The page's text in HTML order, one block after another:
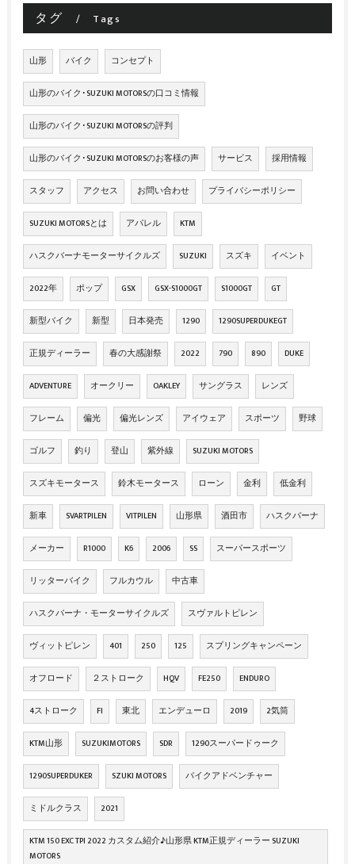
タグ Tags
山形 バイク コンセプト
山形のバイク･SUZUKI MOTORSの口コミ情報
山形のバイク･SUZUKI MOTORSの評判
山形のバイク･SUZUKI MOTORSのお客様の声 サービス 採用情報
スタッフ アクセス お問い合わせ プライバシーポリシー
SUZUKI MOTORSとは アパレル KTM
ハスクバーナモーターサイクルズ SUZUKI スズキ イベント
2022年 ポップ GSX GSX-S1000GT S1000GT GT
新型バイク 新型 日本発売 1290 1290SUPERDUKEGT
正規ディーラー 春の大感謝祭 2022 790 890 DUKE
ADVENTURE オークリー OAKLEY サングラス レンズ
フレーム 偏光 偏光レンズ アイウェア スポーツ 野球
ゴルフ 釣り 登山 紫外線 SUZUKI MOTORS
スズキモータース 鈴木モータース ローン 金利 低金利
新車 SVARTPILEN VITPILEN 山形県 酒田市 ハスクバーナ
メーカー R1000 K6 2006 SS スーパースポーツ
リッターバイク フルカウル 中古車
ハスクバーナ・モーターサイクルズ スヴァルトピレン
ヴィットピレン 401 250 125 スプリングキャンペーン
オフロード ２ストローク HQV FE250 ENDURO
4ストローク FI 東北 エンデューロ 2019 2気筒
KTM山形 SUZUKIMOTORS SDR 1290スーパードゥーク
1290SUPERDUKER SZUKI MOTORS バイクアドベンチャー
ミドルクラス 2021
KTM 150 EXC TPI 2022 カスタム紹介♪山形県 KTM正規ディーラー SUZUKI
MOTORS